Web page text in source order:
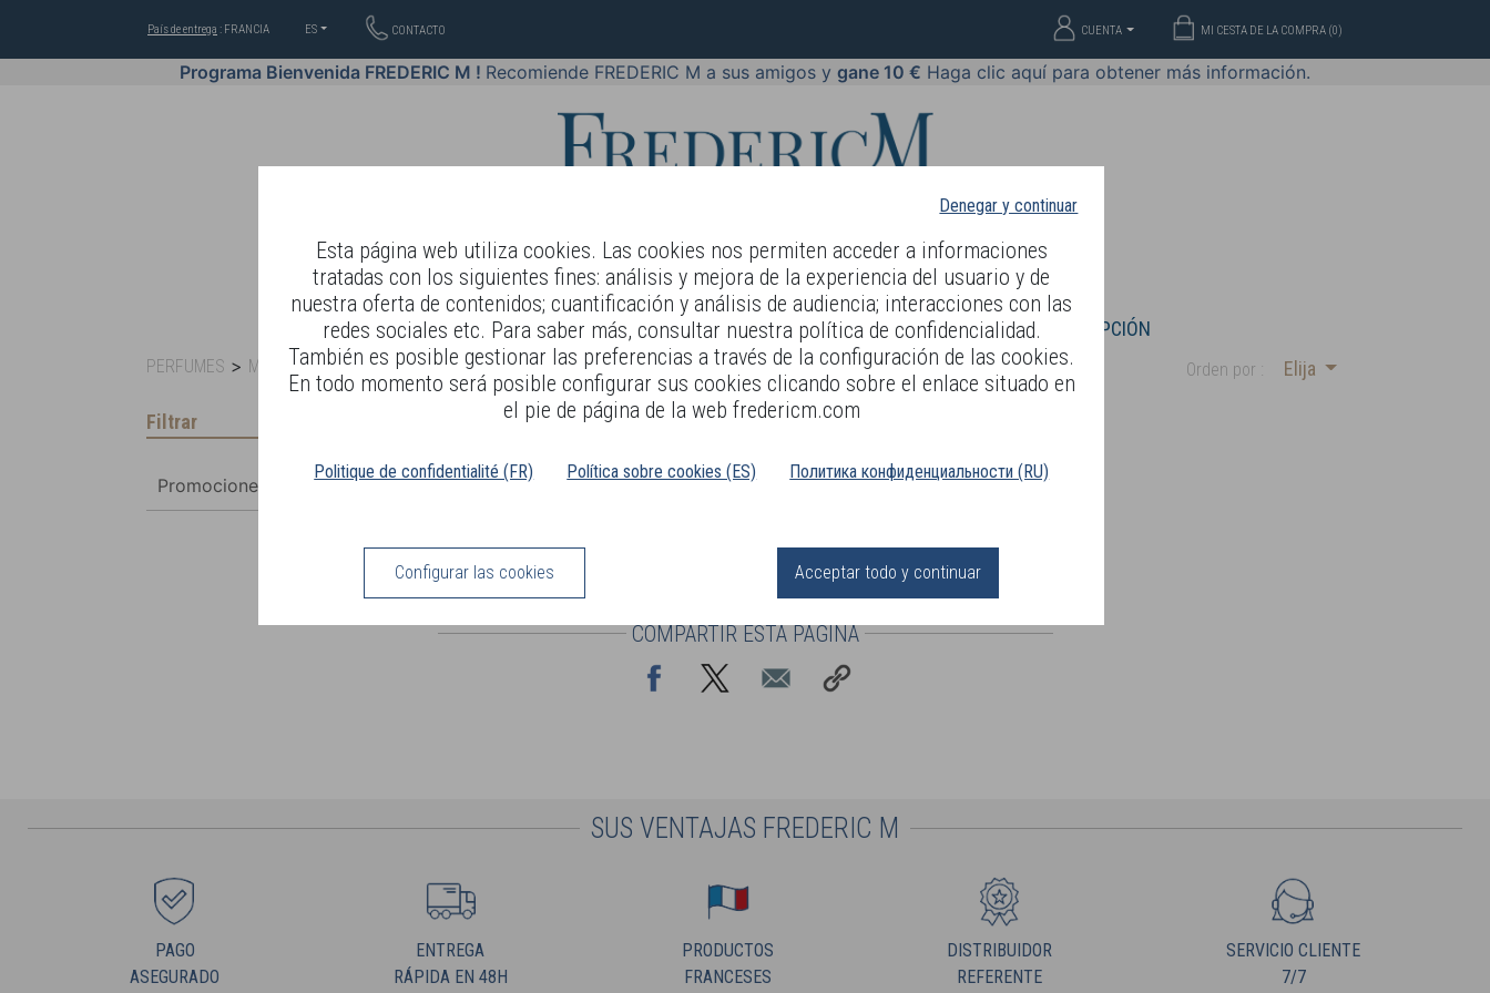
Denegar y continuar
Esta página web utiliza cookies. Las cookies nos permiten acceder a informaciones
tratadas con los siguientes fines: análisis y mejora de la experiencia del usuario y de
nuestra oferta de contenidos; cuantificación y análisis de audiencia; interacciones con las
redes sociales etc. Para saber más, consultar nuestra política de confidencialidad.
También es posible gestionar las preferencias a través de la configuración de las cookies.
En todo momento será posible configurar sus cookies clicando sobre el enlace situado en
el pie de página de la web fredericm.com
Politique de confidentialité (FR) Política sobre cookies (ES) Политика конфиденциальности (RU)
Configurar las cookies Acceptar todo y continuar
País de entrega : FRANCIA ES CONTACTO MI CESTA DE LA COMPRA (0)
CUENTA
Programa Bienvenida FREDERIC M ! Recomiende FREDERIC M a sus amigos y gane 10 € Haga clic aquí para obtener más información.
BIENESTAR BY BODY LANGUAGE COSMÉTICOS PERFUMES JOYERÍA REBAJAS INSCRIPCIÓN
PERFUMES > MUJER >FRÉDÉRIC M SELECCIÓN (30 ML) Orden por : Elija
Filtrar
Promociones
COMPARTIR ESTA PÁGINA
SUS VENTAJAS FREDERIC M
PAGO
ASEGURADO
ENTREGA
RÁPIDA EN 48H
PRODUCTOS
FRANCESES
DISTRIBUIDOR
REFERENTE
SERVICIO CLIENTE
7/7